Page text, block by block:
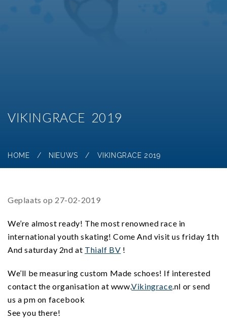
VIKINGRACE 2019
HOME / NIEUWS / VIKINGRACE 2019
Geplaats op 27-02-2019
We’re almost ready! The most renowned race in
international youth skating! Come And visit us friday 1th
And saturday 2nd at Thialf BV !
We’ll be measuring custom Made schoes! If interested
contact the organisation at www.Vikingrace .nl or send
us a pm on facebook
See you there!